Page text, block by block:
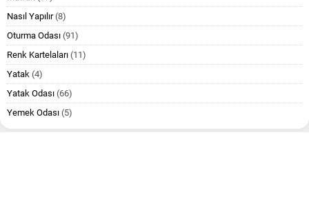
Nasıl Yapılır(8)
Oturma Odası (91)
Renk Kartelaları (11)
Yatak (4)
Yatak Odası (66)
Yemek Odası (5)